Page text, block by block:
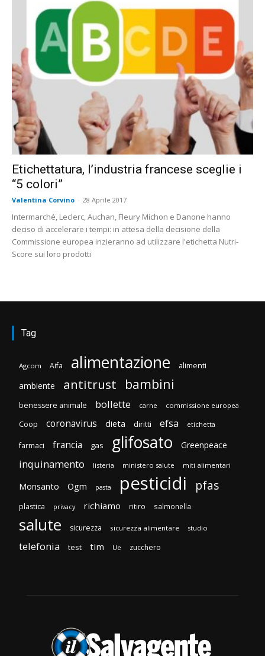
Etichettatura, l’industria francese sceglie i
“5 colori”
Valentina Corvino - 28 Aprile 2017
Intermarché, Leclerc, Auchan, Fleury Michon e Danone hanno
deciso di accelerare i tempi: in attesa della decisione della
Commissione europea inzieranno ad utilizzare l'etichetta Nutri-
Score sui loro prodotti
Tag
Agcom Aifa alimentazione alimenti
ambiente antitrust bambini
benessere animale bollette carne commissione europea
Coop coronavirus dieta diritti efsa etichetta
farmaci francia gas glifosato Greenpeace
inquinamento listeria ministero salute miti alimentari
Monsanto Ogm pasta pesticidi pfas
plastica privacy richiamo ritiro salmonella
salute sicurezza sicurezza alimentare studio
telefonia test tim Ue zucchero